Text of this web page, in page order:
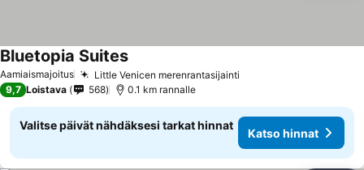
Aamiaismajoitus Little Venicen merenrantasijainti
Bluetopia SuitesKatso hinnat
9,7 Loistava 568 0.1 km rannalle
Valitse päivät nähdäksesi tarkat hinnat
Katso hinnat